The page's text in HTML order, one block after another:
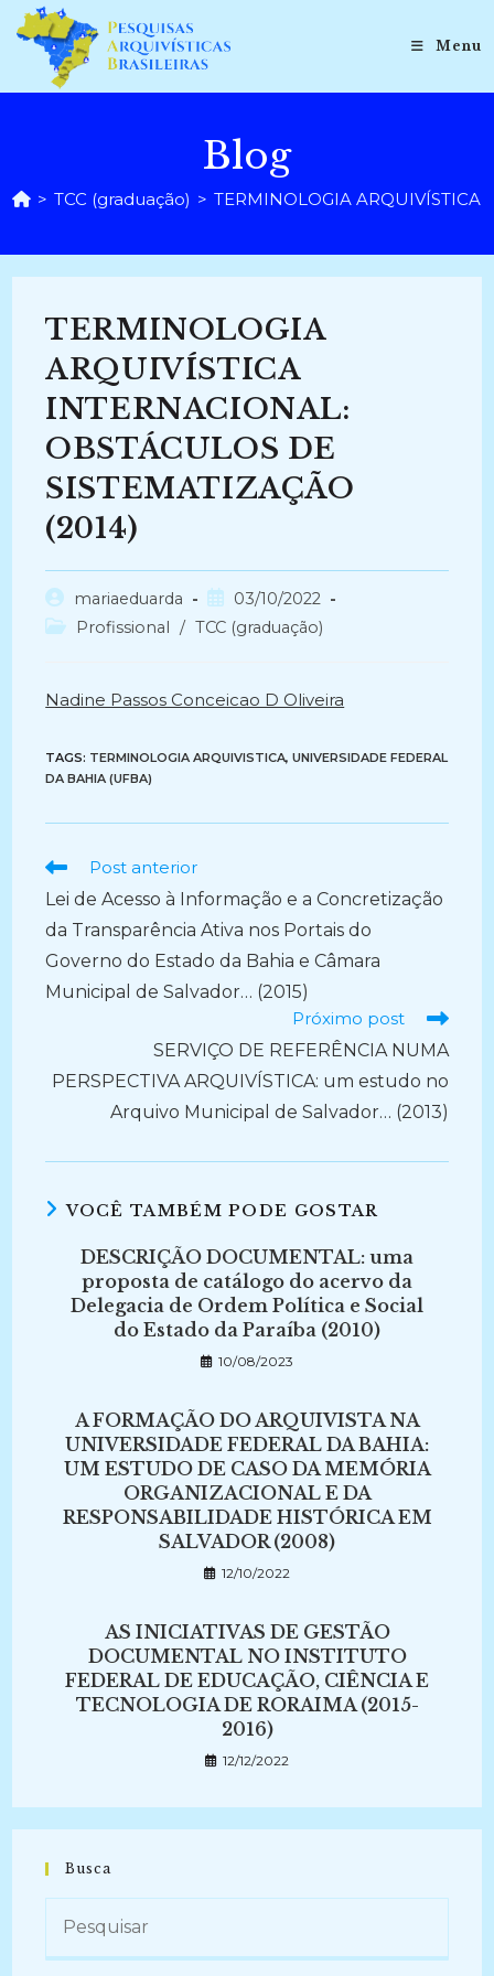
para
conteúdo
Menu
Blog
> TCC (graduação) > TERMINOLOGIA ARQUIVÍSTICA
TERMINOLOGIA
ARQUIVÍSTICA
INTERNACIONAL:
OBSTÁCULOS DE
SISTEMATIZAÇÃO
(2014)
Autor
do
mariaeduarda
Post
publicado:
03/10/2022
Categoria
Profissional / TCC (graduação)
Nadine Passos Conceicao D Oliveira
TAGS: TERMINOLOGIA ARQUIVISTICA, UNIVERSIDADE FEDERAL
DA BAHIA (UFBA)
Ler
mais
artigos
Post anterior
Lei de Acesso à Informação e a Concretização
da Transparência Ativa nos Portais do
Governo do Estado da Bahia e Câmara
Municipal de Salvador… (2015)
Próximo post
SERVIÇO DE REFERÊNCIA NUMA
PERSPECTIVA ARQUIVÍSTICA: um estudo no
Arquivo Municipal de Salvador… (2013)
VOCÊ TAMBÉM PODE GOSTAR
DESCRIÇÃO DOCUMENTAL: uma
proposta de catálogo do acervo da
Delegacia de Ordem Política e Social
do Estado da Paraíba (2010)
10/08/2023
A FORMAÇÃO DO ARQUIVISTA NA
UNIVERSIDADE FEDERAL DA BAHIA:
UM ESTUDO DE CASO DA MEMÓRIA
ORGANIZACIONAL E DA
RESPONSABILIDADE HISTÓRICA EM
SALVADOR (2008)
12/10/2022
AS INICIATIVAS DE GESTÃO
DOCUMENTAL NO INSTITUTO
FEDERAL DE EDUCAÇÃO, CIÊNCIA E
TECNOLOGIA DE RORAIMA (2015-
2016)
12/12/2022
Busca